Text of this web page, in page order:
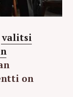
valitsi
on